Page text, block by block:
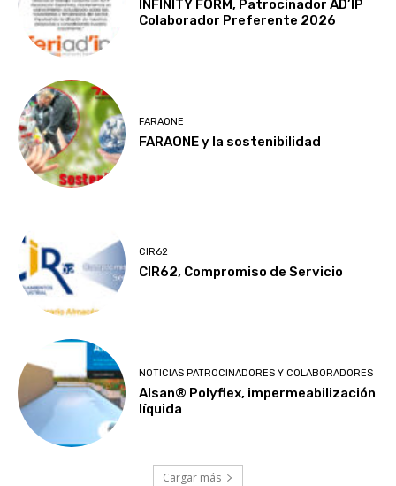
INFINITY FORM, Patrocinador AD’IP
Colaborador Preferente 2026
FARAONE
FARAONE y la sostenibilidad
CIR62
CIR62, Compromiso de Servicio
NOTICIAS PATROCINADORES Y COLABORADORES
Alsan® Polyflex, impermeabilización
líquida
Cargar más